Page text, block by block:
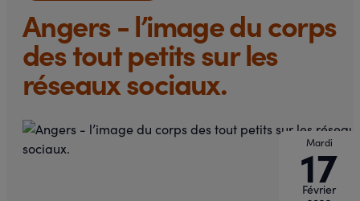
Angers - l’image du corps
des tout petits sur les
réseaux sociaux.
Mardi
17
Février